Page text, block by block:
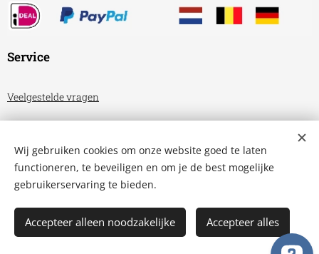
Service
Veelgestelde vragen
Privacyverklaring
Aquariumhuis Friesland Cookies
Wij gebruiken cookies om onze website goed te laten
functioneren, te beveiligen en om je de best mogelijke
gebruikerservaring te bieden.
Accepteer alleen noodzakelijke Accepteer alles